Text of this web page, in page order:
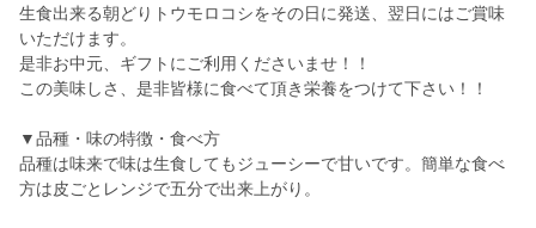
生食出来る朝どりトウモロコシをその日に発送、翌日にはご賞味
いただけます。
是非お中元、ギフトにご利用くださいませ！！
この美味しさ、是非皆様に食べて頂き栄養をつけて下さい！！
▼品種・味の特徴・食べ方
品種は味来で味は生食してもジューシーで甘いです。簡単な食べ
方は皮ごとレンジで五分で出来上がり。